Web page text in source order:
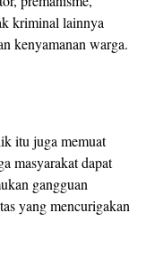
kriminal lainnya
kenyamanan warga.
itu juga memuat
masyarakat dapat
gangguan
yang mencurigakan